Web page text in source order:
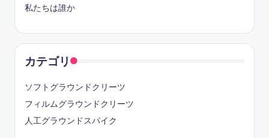
私たちは誰か
カテゴリ
ソフトグラウンドクリーツ
フィルムグラウンドクリーツ
人工グラウンドスパイク